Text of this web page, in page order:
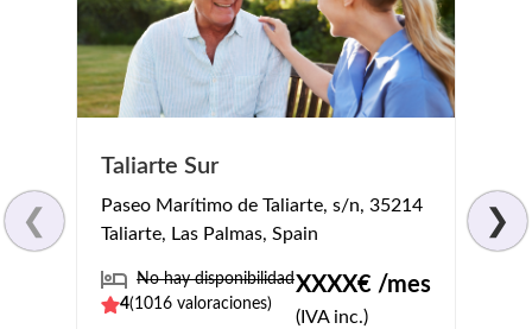
❮
Taliarte Sur
Paseo Marítimo de Taliarte, s/n, 35214
Taliarte, Las Palmas, Spain
No hay disponibilidad
4(1016 valoraciones)
XXXX€ /mes
(IVA inc.)
❯